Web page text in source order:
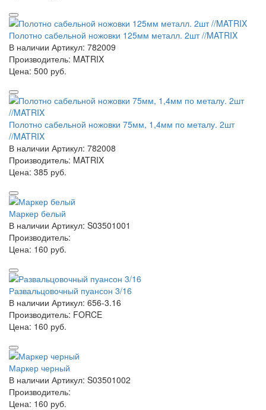
Полотно сабельной ножовки 125мм металл. 2шт //MATRIX
В наличии Артикул: 782009
Производитель: MATRIX
Цена: 500 руб.
Полотно сабельной ножовки 75мм, 1,4мм по металу. 2шт
//MATRIX
В наличии Артикул: 782008
Производитель: MATRIX
Цена: 385 руб.
Маркер белый
В наличии Артикул: S03501001
Производитель:
Цена: 160 руб.
Развальцовочный пуансон 3/16
В наличии Артикул: 656-3.16
Производитель: FORCE
Цена: 160 руб.
Маркер черный
В наличии Артикул: S03501002
Производитель:
Цена: 160 руб.